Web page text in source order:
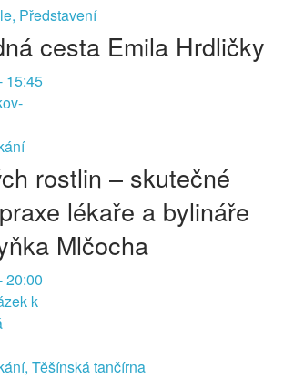
Představení
cesta Emila Hrdličky
15:45
rostlin – skutečné
lékaře a bylináře
Mlčocha
20:00
Těšínská tančírna